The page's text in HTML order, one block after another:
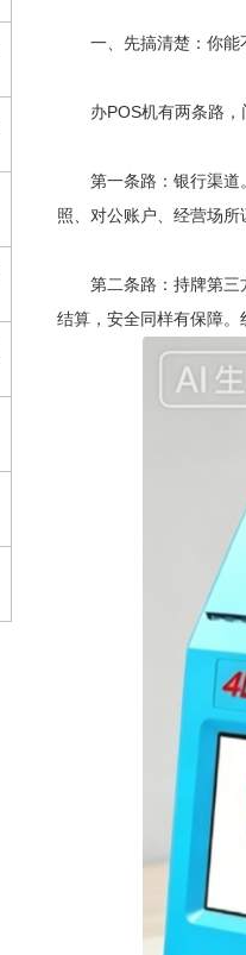
一、先搞清楚：你能
办POS机有两条路，
第一条路：银行渠道。
照、对公账户、经营场
第二条路：持牌第三方
结算，安全同样有保障。